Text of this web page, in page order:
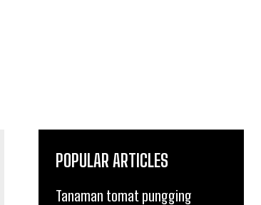
POPULAR ARTICLES
Tanaman tomat pungging